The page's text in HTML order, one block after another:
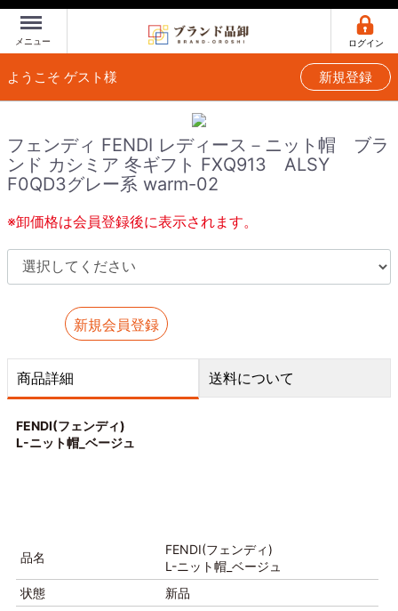
Menu
メニュー ログイン
ようこそ ゲスト様 新規登録
フェンディ FENDI レディース－ニット帽 ブラ
ンド カシミア 冬ギフト FXQ913 ALSY
F0QD3グレー系 warm-02
※卸価格は会員登録後に表示されます。
新規会員登録
商品詳細 送料について
FENDI(フェンディ)
L-ニット帽_ベージュ
品名
FENDI(フェンディ)
L-ニット帽_ベージュ
状態
新品